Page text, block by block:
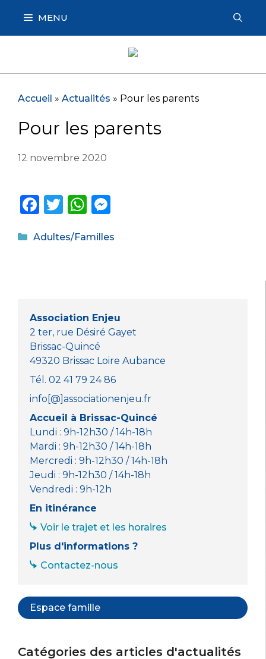
contenu
MENU
Accueil » Actualités » Pour les parents
Pour les parents
12 novembre 2020
F
c
o
k
T
it
W
a
p
ss
er
Catégories
Adultes/Familles
Association Enjeu
2 ter, rue Désiré Gayet
Brissac-Quincé
49320 Brissac Loire Aubance
Tél. 02 41 79 24 86
info[@]associationenjeu.fr
Accueil à Brissac-Quincé
Lundi : 9h-12h30 / 14h-18h
Mardi : 9h-12h30 / 14h-18h
Mercredi : 9h-12h30 / 14h-18h
Jeudi : 9h-12h30 / 14h-18h
Vendredi : 9h-12h
En itinérance
Voir le trajet et les horaires
Plus d'informations ?
Contactez-nous
Espace famille
Catégories des articles d'actualités